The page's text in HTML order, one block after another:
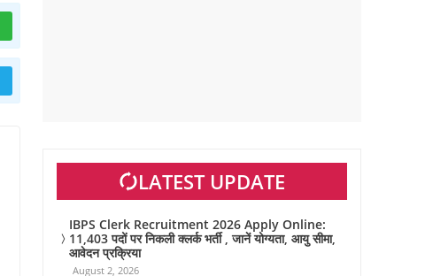
LATEST UPDATE
IBPS Clerk Recruitment 2026 Apply Online:
11,403 पदों पर निकली क्लर्क भर्ती , जानें योग्यता, आयु सीमा,
आवेदन प्रक्रिया
August 2, 2026